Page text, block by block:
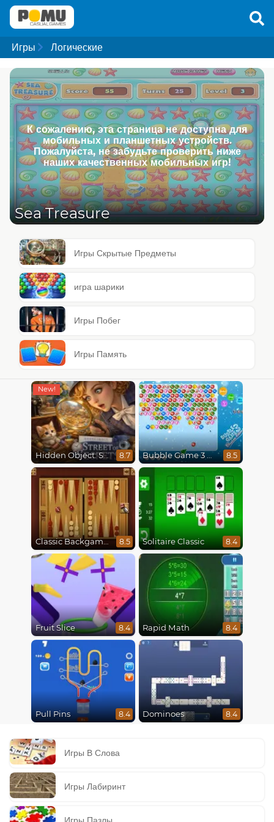
Игры Логические
К сожалению, эта страница не доступна для
мобильных и планшетных устройств.
Пожалуйста, не забудьте проверить ниже
наших качественных мобильных игр!
Sea Treasure
Игры Скрытые Предметы
игра шарики
Игры Побег
Игры Память
Hidden Object: Street Of Secrets 8.7 Bubble Game 3 Christmas 8.5
Classic Backgammon 8.5 Solitaire Classic 8.4
Fruit Slice 8.4 Rapid Math 8.4
Pull Pins 8.4 Dominoes 8.4
Игры В Слова
Игры Лабиринт